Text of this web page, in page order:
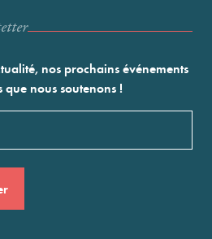
nos prochains événements
que nous soutenons !